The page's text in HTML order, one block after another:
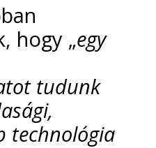
hogy „egy
tudunk
technológia